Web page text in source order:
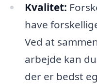
Kvalitet:
have
Ved at
arbejde kan
der er bedst